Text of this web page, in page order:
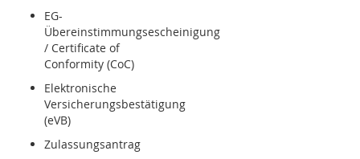
EG-
Übereinstimmungsescheinigung
/ Certificate of
Conformity (CoC)
Elektronische
Versicherungsbestätigung
(eVB)
Zulassungsantrag